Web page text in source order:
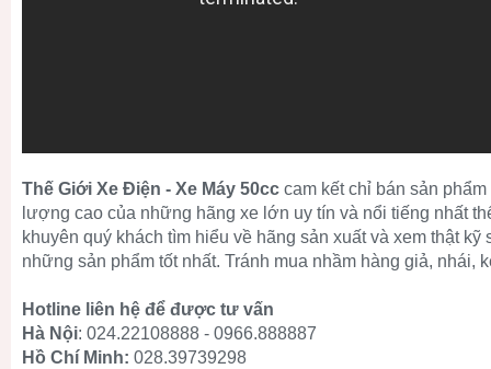
Thế Giới Xe Điện - Xe Máy 50cc cam kết chỉ bán sản
lượng cao của những hãng xe lớn uy tín và nổi tiếng nhất
khuyên quý khách tìm hiểu về hãng sản xuất và xem thật
những sản phẩm tốt nhất. Tránh mua nhầm hàng giả, nhái,
Hotline liên hệ để được tư vấn
Hà Nội: 024.22108888 - 0966.888887
Hồ Chí Minh: 028.39739298